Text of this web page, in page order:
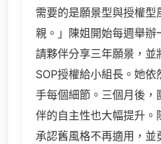
需要的是願景型與授權型
親。」陳姐開始每週舉辦
請夥伴分享三年願景，並
SOP授權給小組長。她
手每個細節。三個月後
伴的自主性也大幅提升。
承認舊風格不再適用，並